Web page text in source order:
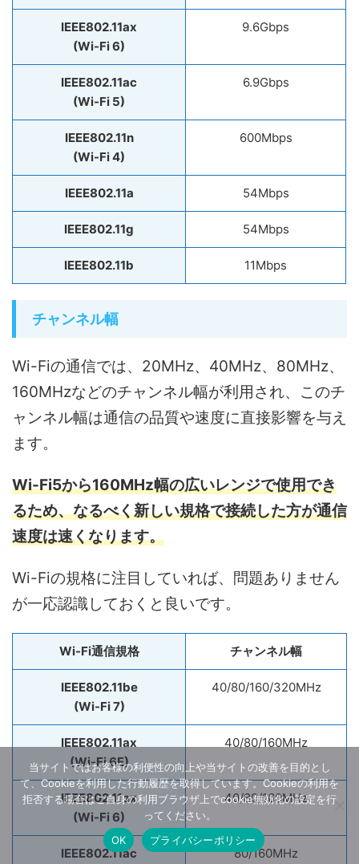
IEEE802.11ax
(Wi-Fi 6)
9.6Gbps
IEEE802.11ac
(Wi-Fi 5)
6.9Gbps
IEEE802.11n
(Wi-Fi 4)
600Mbps
IEEE802.11a 54Mbps
IEEE802.11g 54Mbps
IEEE802.11b 11Mbps
チャンネル幅
Wi-Fiの通信では、20MHz、40MHz、80MHz、
160MHzなどのチャンネル幅が利用され、このチ
ャンネル幅は通信の品質や速度に直接影響を与え
ます。
Wi-Fi5から160MHz幅の広いレンジで使用でき
るため、なるべく新しい規格で接続した方が通信
速度は速くなります。
Wi-Fiの規格に注目していれば、問題ありません
が一応認識しておくと良いです。
Wi-Fi通信規格 チャンネル幅
IEEE802.11be
(Wi-Fi 7)
40/80/160/320MHz
IEEE802.11ax
(Wi-Fi 6E)
40/80/160MHz
IEEE802.11ax
(Wi-Fi 6)
40/80/160MHz
IEEE802.11ac 80/160MHz
当サイトではお客様の利便性の向上や当サイトの改善を目的とし
て、Cookieを利用した行動履歴を取得しています。Cookieの利用を
拒否する場合はご自身の利用ブラウザ上でcookie無効化の設定を行
ってください。
OK
プライバシーポリシー